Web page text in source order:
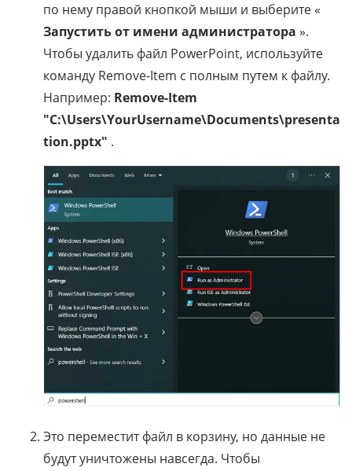
по нему правой кнопкой мыши и выберите «
Запустить от имени администратора ».
Чтобы удалить файл PowerPoint, используйте
команду Remove-Item с полным путем к файлу.
Например: Remove-Item
"C:\Users\YourUsername\Documents\presenta
tion.pptx" .
Это переместит файл в корзину, но данные не
будут уничтожены навсегда. Чтобы